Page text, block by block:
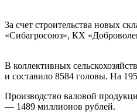
За счет строительства новых
«Сибагросоюз», КХ
В коллективных
и составило 8584 головы. На
Производство валовой
— 1489 миллионов рублей.